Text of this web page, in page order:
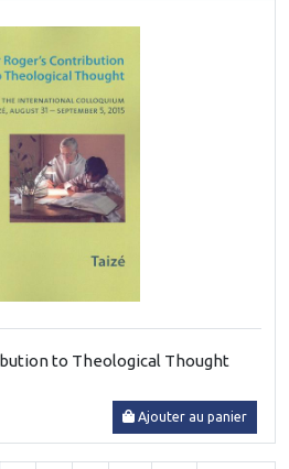
to Theological Thought
Ajouter au panier